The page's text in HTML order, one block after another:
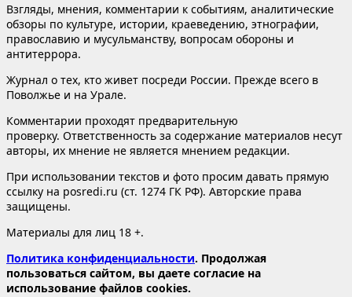
Взгляды, мнения, комментарии к событиям, аналитические
обзоры по культуре, истории, краеведению, этнографии,
православию и мусульманству, вопросам обороны и
антитеррора.
Журнал о тех, кто живет посреди России. Прежде всего в
Поволжье и на Урале.
Комментарии проходят предварительную
проверку. Ответственность за содержание материалов несут
авторы, их мнение не является мнением редакции.
При использовании текстов и фото просим давать прямую
ссылку на posredi.ru (ст. 1274 ГК РФ). Авторские права
защищены.
Материалы для лиц 18 +.
Политика конфиденциальности. Продолжая
пользоваться сайтом, вы даете согласие на
использование файлов cookies.